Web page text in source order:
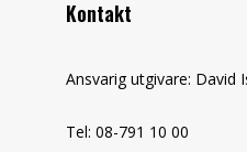
Kontakt
Ansvarig utgivare: David
Tel: 08-791 10 00